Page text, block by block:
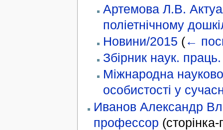
Артемова Л.В.
поліетнічному
Новини/2015 (←
Збірник наук.
Міжнародна
особистості у
Иванов Александр
профессор